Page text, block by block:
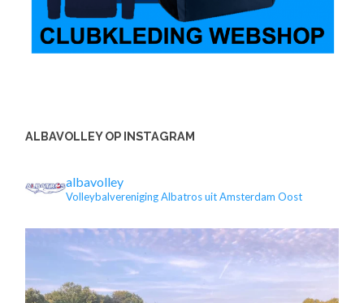
ALBAVOLLEY OP INSTAGRAM
albavolley
Volleybalvereniging Albatros uit Amsterdam Oost